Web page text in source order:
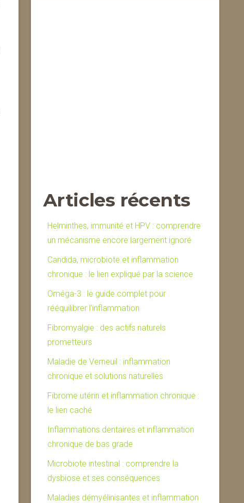
Articles récents
Helminthes, immunité et HPV : comprendre
un mécanisme encore largement ignoré
Candida, microbiote et inflammation
chronique : le lien expliqué par la science
Oméga-3 : le guide complet pour
rééquilibrer l’inflammation
Fibromyalgie : des actifs naturels
prometteurs
Maladie de Verneuil : inflammation
chronique et solutions naturelles
Fibrome utérin et inflammation chronique :
le lien caché
Inflammations dentaires et inflammation
chronique de bas grade
Microbiote intestinal : comprendre la
dysbiose et ses conséquences
Maladies démyélinisantes et inflammation